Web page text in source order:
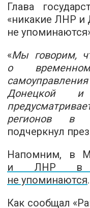
Глава
«никакие ЛНР
не
«Мы говорим,
о
Донецкой и
регионов в
подчеркнул
Напомним, в
и ЛНР в
не упоминаются.
Как сообщал